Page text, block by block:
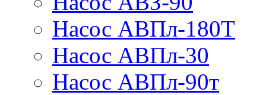
Насос АВПл-180Т
Насос АВПл-30
Насос АВПл-90т